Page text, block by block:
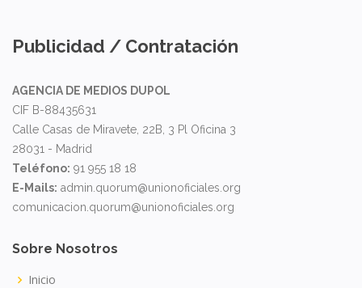
Publicidad / Contratación
AGENCIA DE MEDIOS DUPOL
CIF B-88435631
Calle Casas de Miravete, 22B, 3 Pl Oficina 3
28031 - Madrid
Teléfono: 91 955 18 18
E-Mails: admin.quorum@unionoficiales.org
comunicacion.quorum@unionoficiales.org
Sobre Nosotros
Inicio